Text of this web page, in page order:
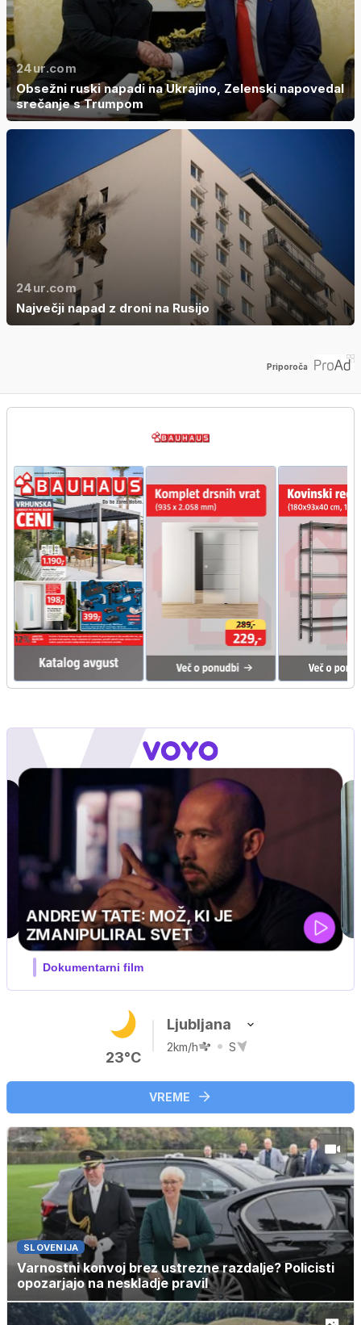
24ur.com
Obsežni ruski napadi na Ukrajino, Zelenski napovedal
srečanje s Trumpom
24ur.com
Največji napad z droni na Rusijo
Priporoča
23°C
Ljubljana
2km/h S
VREME
SLOVENIJA
Varnostni konvoj brez ustrezne razdalje? Policisti
opozarjajo na neskladje pravil